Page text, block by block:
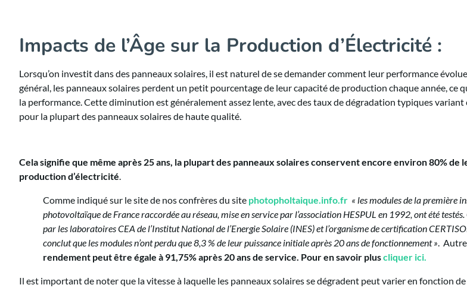
Impacts de l’Âge sur la Production d’Électricité :
Lorsqu’on investit dans des panneaux solaires, il est naturel de se demander comment leur performance
général, les panneaux solaires perdent un petit pourcentage de leur capacité de production chaque année, ce
la performance. Cette diminution est généralement assez lente, avec des taux de dégradation typiques variant
pour la plupart des panneaux solaires de haute qualité.
Cela signifie que même après 25 ans, la plupart des panneaux solaires conservent encore environ 80% de
production d’électricité.
Comme indiqué sur le site de nos confrères du site photopholtaique.info.fr « les modules de la première
photovoltaïque de France raccordée au réseau, mise en service par l’association HESPUL en 1992, ont été
par les laboratoires CEA de l’Institut National de l’Energie Solaire (INES) et l’organisme de certification
conclut que les modules n’ont perdu que 8,3 % de leur puissance initiale après 20 ans de fonctionnement ».
rendement peut être égale à 91,75% après 20 ans de service. Pour en savoir pluscliquer ici.
Il est important de noter que la vitesse à laquelle les panneaux solaires se dégradent peut varier en fonction